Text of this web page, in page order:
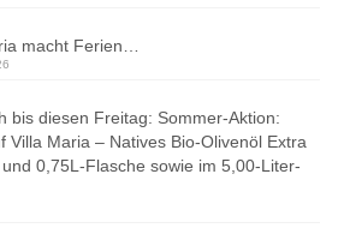
macht Ferien…
bis diesen Freitag: Sommer-Aktion:
Villa Maria – Natives Bio-Olivenöl Extra
0,75L-Flasche sowie im 5,00-Liter-